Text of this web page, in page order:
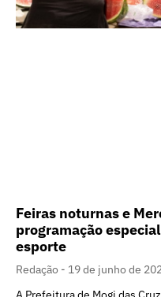
Feiras noturnas e
programação
esporte
Redação
19 de junho de